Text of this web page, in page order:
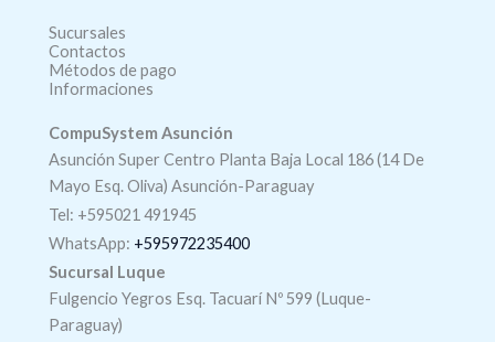
Sucursales
Contactos
Métodos de pago
Informaciones
CompuSystem Asunción
Asunción Super Centro Planta Baja Local 186 (14 De
Mayo Esq. Oliva) Asunción-Paraguay
Tel: +595021 491945
WhatsApp: +595972235400
Sucursal Luque
Fulgencio Yegros Esq. Tacuarí Nº 599 (Luque-
Paraguay)